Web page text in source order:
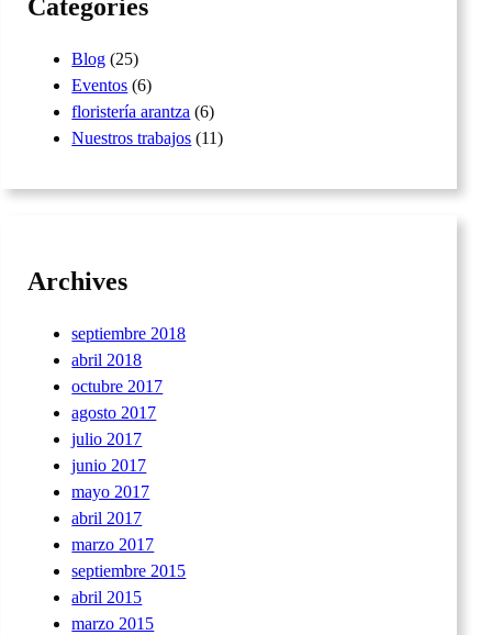
Categories
Blog (25)
Eventos (6)
floristería arantza (6)
Nuestros trabajos (11)
Archives
septiembre 2018
abril 2018
octubre 2017
agosto 2017
julio 2017
junio 2017
mayo 2017
abril 2017
marzo 2017
septiembre 2015
abril 2015
marzo 2015